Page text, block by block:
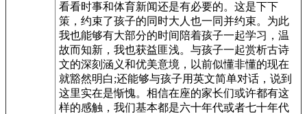
看看时事和体育新闻还是有必要的。这是下下
策，约束了孩子的同时大人也一同并约束。为此
我也能够有大部分的时间陪着孩子一起学习，温
故而知新，我也获益匪浅。与孩子一起赏析古诗
文的深刻涵义和优美意境，以前似懂非懂的现在
就豁然明白;还能够与孩子用英文简单对话，说到
这里实在是惭愧。相信在座的家长们或许都有这
样的感触，我们基本都是六十年代或者七十年代